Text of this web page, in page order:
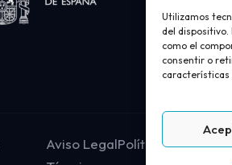
Utilizamos
del
como el
consentir o
características
Aviso LegalPolítica de